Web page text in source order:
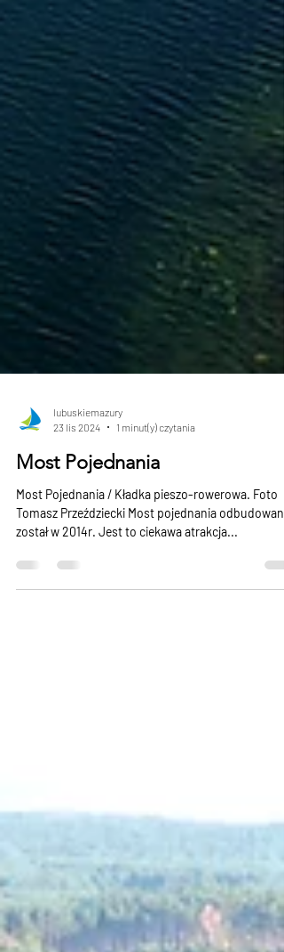
23 lis 2024
1 minut(y) czytania
Most Pojednania
Most Pojednania / Kładka pieszo-rowerowa. Foto
Tomasz Przeździecki Most pojednania odbudowany
został w 2014r. Jest to ciekawa atrakcja...